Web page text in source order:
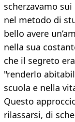
scherzavamo
nel metodo di
bello avere
nella sua
che il segreto
"renderlo
scuola e nella
Questo
rilassarsi, di